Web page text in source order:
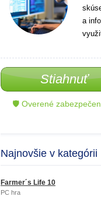
a
Stiahnuť
🛡 Overené
Najnovšie v kategórii
Farmer´s Life 10
PC hra